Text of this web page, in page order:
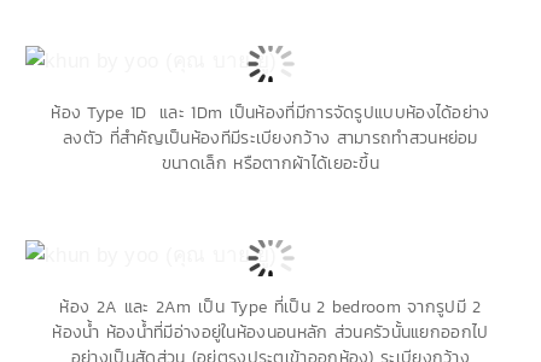
ห้อง Type 1D และ 1Dm เป็นห้องที่มีการจัดรูปแบบห้องได้อย่าง
ลงตัว ที่สำคัญเป็นห้องทีมีระเบียงกว้าง สามารถทำสวนหย่อม
ขนาดเล็ก หรือตากผ้าได้เยอะขึ้น
ห้อง 2A และ 2Am เป็น Type ที่เป็น 2 bedroom จากรูปมี 2
ห้องน้ำ ห้องน้ำที่มีอ่างอยู่ในห้องนอนหลัก ส่วนครัวนั้นแยกออกไป